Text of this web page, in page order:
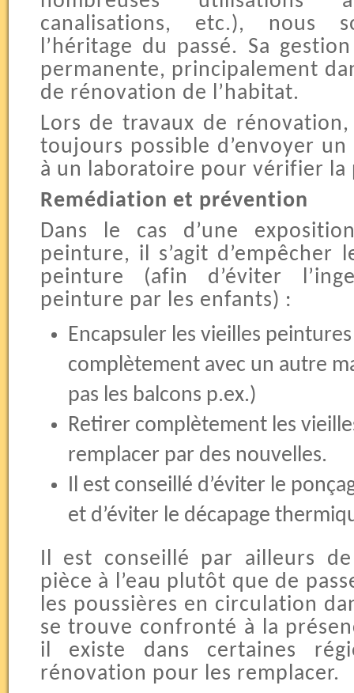
canalisations, etc.), nous
l’héritage du passé. Sa
permanente, principalement
de rénovation de l’habitat.
Lors de travaux de
toujours possible d’envoyer
à un laboratoire pour vérifier la
Remédiation et prévention
Dans le cas d’une
peinture, il s’agit d’empêcher
peinture (afin d’éviter
peinture par les enfants) :
Encapsuler les vieilles
complètement avec un autre
pas les balcons p.ex.)
Retirer complètement les
remplacer par des nouvelles.
Il est conseillé d’éviter le
et d’éviter le décapage
Il est conseillé par ailleurs
pièce à l’eau plutôt que de
les poussières en circulation
se trouve confronté à la
il existe dans certaines
rénovation pour les remplacer.